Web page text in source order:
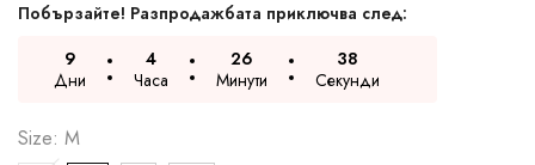
Побързайте! Разпродажбата приключва след:
9
Дни
4
Часа
26
Минути
37
Секунди
Size: M